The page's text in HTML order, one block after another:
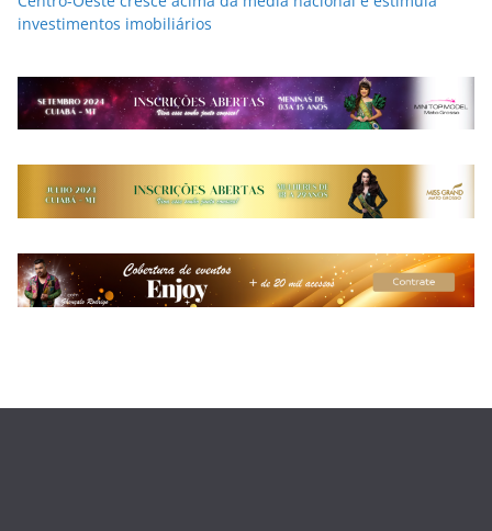
investimentos imobiliários